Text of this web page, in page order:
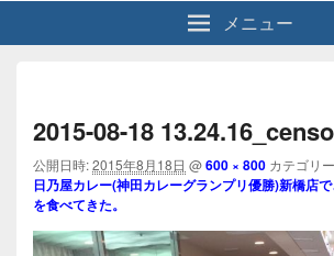
メニュー
2015-08-18
公開日時:2015年8月18日 @600 × 800 カテゴリ
日乃屋カレー(神田カレーグランプリ優勝)新橋店
を食べてきた。